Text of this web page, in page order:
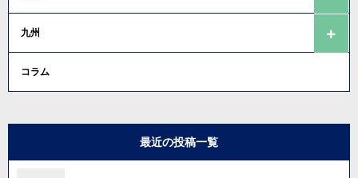
九州
コラム
最近の投稿一覧